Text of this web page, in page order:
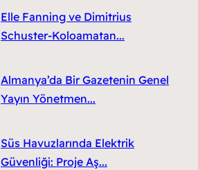
Elle Fanning ve Dimitrius
Schuster-Koloamatan...
Almanya’da Bir Gazetenin Genel
Yayın Yönetmen...
Süs Havuzlarında Elektrik
Güvenliği: Proje Aş...